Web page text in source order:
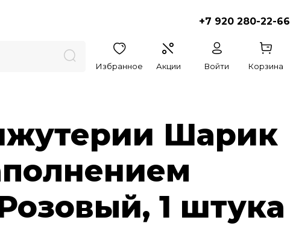
+7 920 280-22-66
Избранное Акции Войти Корзина
Шарик
1 штука